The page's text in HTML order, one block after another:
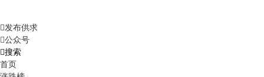
发布供求
公众号
搜索
首页